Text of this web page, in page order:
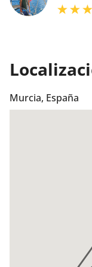
Murcia, España